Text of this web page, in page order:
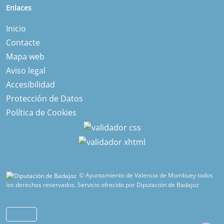
Enlaces
Inicio
Contacte
Mapa web
Aviso legal
Accesibilidad
Protección de Datos
Política de Cookies
© Ayuntamiento de Valencia de Mombuey todos
los derechos reservados.Servicio ofrecido por Diputación de Badajoz